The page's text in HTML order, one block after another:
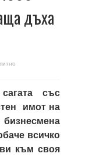
дъха
със
имот на
всичко
към своя